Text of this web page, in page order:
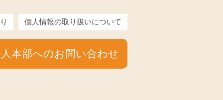
個人情報の取り扱いについて
本部へのお問い合わせ